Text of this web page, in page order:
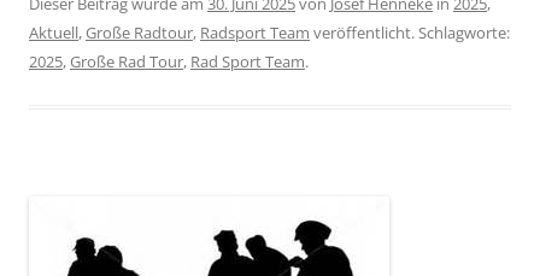
Aktuell,Große Radtour, Radsport Team veröffentlicht. Schlagworte:
2025,Große Rad Tour, Rad Sport Team.